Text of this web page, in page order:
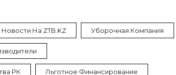
На ZTB.KZ Уборочная Компания
РК Льготное Финансирование